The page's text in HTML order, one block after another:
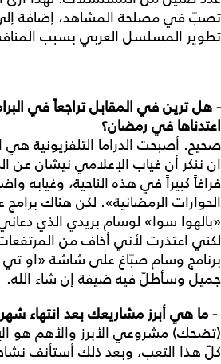
تصبّ في مصلحة المشاهد، إضافة
تطوير المسلسل العربي بسبب
- هل ترين في المقابل تراجعاً في
اعتدناها في رمضان؟
صحيح. أصبحت الدراما التلفزيونية
ان ننكر أن غياب الإعلامي نيشان عن
فراغاً كبيراً في هذه الناحية، وغيابه
الحوارات الرمضانية». لكن هناك برامج
«بالهوا سوا» لوسام بريدي الذي
لكني اعتذرت لأني أخاف من
برنامج وسام صبّاغ على شاشة «او
جميل وسأطلّ فيه ضيفة إن شاء الله.
- ما هي أبرز مشاريعك بعد انتهاء
(تضحك) مشروعي الأبرز والأهم هو
كلّ هذا التعب، وبعد ذلك أستأنف